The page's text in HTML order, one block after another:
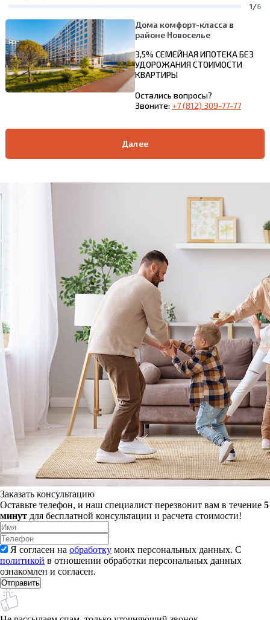
1/6
Дома комфорт-класса в
районе Новоселье
3,5% СЕМЕЙНАЯ ИПОТЕКА БЕЗ
УДОРОЖАНИЯ СТОИМОСТИ
КВАРТИРЫ
Остались вопросы?
Звоните: +7 (812) 309-77-77
Заказать консультацию
Оставьте телефон, и наш специалист перезвонит вам в течение 5
минут для бесплатной консультации и расчета стоимости!
Я согласен на обработку моих персональных данных. С
политикой в отношении обработки персональных данных
ознакомлен и согласен.